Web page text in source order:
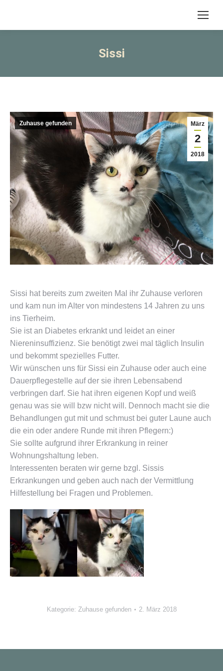
Sissi
März
2
2018
Zuhause gefunden
Sissi hat bereits zum zweiten Mal ihr Zuhause verloren
und kam nun im Alter von mindestens 14 Jahren zu uns
ins Tierheim.
Sie ist an Diabetes erkrankt und leidet an einer
Niereninsuffizienz. Sie benötigt zwei mal täglich Insulin
und bekommt spezielles Futter.
Wir wünschen uns für Sissi ein Zuhause oder auch eine
Dauerpflegestelle auf der sie ihren Lebensabend
verbringen darf. Sie hat ihren eigenen Kopf und weiß
genau was sie will bzw nicht will. Dennoch macht sie die
Behandlungen gut mit und schmust bei guter Laune auch
die ein oder andere Runde mit ihren Pflegern:)
Sie sollte aufgrund ihrer Erkrankung in reiner
Wohnungshaltung leben.
Interessenten beraten wir gerne bzgl. Sissis
Erkrankungen und geben auch nach der Vermittlung
Hilfestellung bei Fragen und Problemen.
Kategorie: Zuhause gefunden 2. März 2018